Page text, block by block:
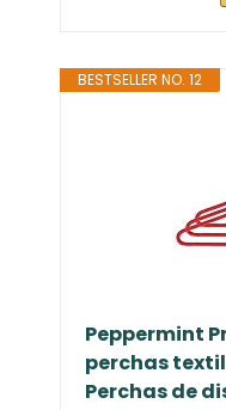
BESTSELLER NO. 12
Peppermint
perchas
Perchas de